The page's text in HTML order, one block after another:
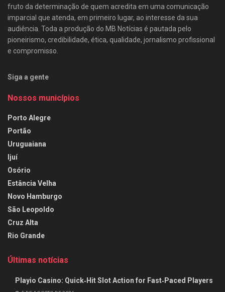
fruto da determinação de quem acredita em uma comunicação
imparcial que atenda, em primeiro lugar, ao interesse da sua
audiência. Toda a produção do MB Notícias é pautada pelo
pioneirismo, credibilidade, ética, qualidade, jornalismo profissional
e compromisso.
Siga a gente
Nossos municípios
Porto Alegre
Portão
Uruguaiana
Ijuí
Osório
Estância Velha
Novo Hamburgo
São Leopoldo
Cruz Alta
Rio Grande
Últimas notícias
Playio Casino: Quick‑Hit Slot Action for Fast‑Paced Players